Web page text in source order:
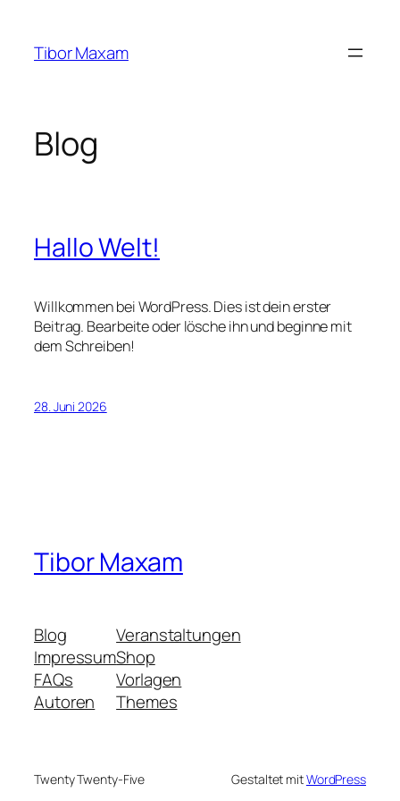
springen
Tibor Maxam
Blog
Hallo Welt!
Willkommen bei WordPress. Dies ist dein erster
Beitrag. Bearbeite oder lösche ihn und beginne mit
dem Schreiben!
28. Juni 2026
Tibor Maxam
Blog
Impressum
FAQs
Autoren
Veranstaltungen
Shop
Vorlagen
Themes
Twenty Twenty-Five Gestaltet mitWordPress